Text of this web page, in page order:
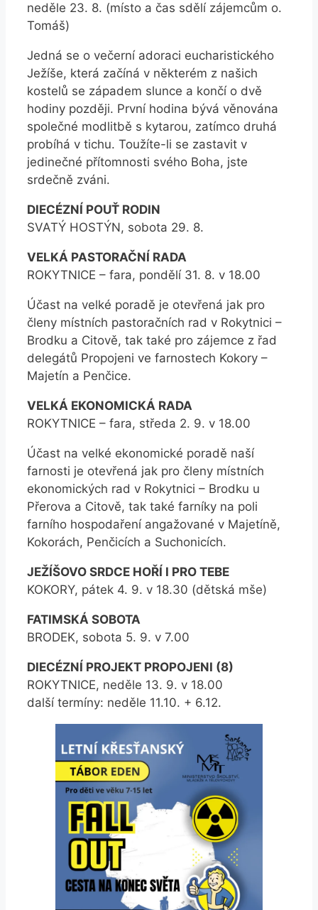
neděle 23. 8. (místo a čas sdělí zájemcům o.
Tomáš)
Jedná se o večerní adoraci eucharistického
Ježíše, která začíná v některém z našich
kostelů se západem slunce a končí o dvě
hodiny později. První hodina bývá věnována
společné modlitbě s kytarou, zatímco druhá
probíhá v tichu. Toužíte-li se zastavit v
jedinečné přítomnosti svého Boha, jste
srdečně zváni.
DIECÉZNÍ POUŤ RODIN
SVATÝ HOSTÝN, sobota 29. 8.
VELKÁ PASTORAČNÍ RADA
ROKYTNICE – fara, pondělí 31. 8. v 18.00
Účast na velké poradě je otevřená jak pro
členy místních pastoračních rad v Rokytnici –
Brodku a Citově, tak také pro zájemce z řad
delegátů Propojeni ve farnostech Kokory –
Majetín a Penčice.
VELKÁ EKONOMICKÁ RADA
ROKYTNICE – fara, středa 2. 9. v 18.00
Účast na velké ekonomické poradě naší
farnosti je otevřená jak pro členy místních
ekonomických rad v Rokytnici – Brodku u
Přerova a Citově, tak také farníky na poli
farního hospodaření angažované v Majetíně,
Kokorách, Penčicích a Suchonicích.
JEŽÍŠOVO SRDCE HOŘÍ I PRO TEBE
KOKORY, pátek 4. 9. v 18.30 (dětská mše)
FATIMSKÁ SOBOTA
BRODEK, sobota 5. 9. v 7.00
DIECÉZNÍ PROJEKT PROPOJENI (8)
ROKYTNICE, neděle 13. 9. v 18.00
další termíny: neděle 11.10. + 6.12.